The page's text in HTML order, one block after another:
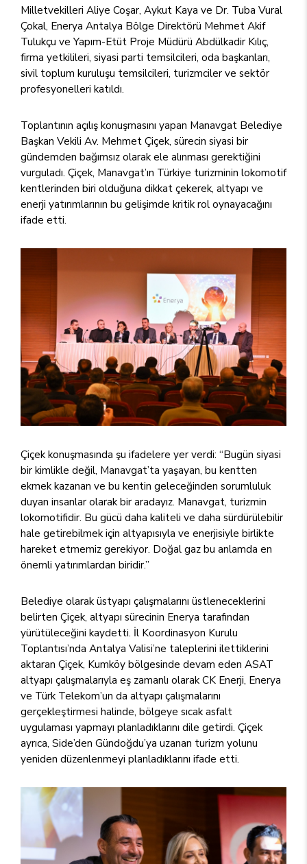
Milletvekilleri Aliye Coşar, Aykut Kaya ve Dr. Tuba Vural
Çokal, Enerya Antalya Bölge Direktörü Mehmet Akif
Tulukçu ve Yapım-Etüt Proje Müdürü Abdülkadir Kılıç,
firma yetkilileri, siyasi parti temsilcileri, oda başkanları,
sivil toplum kuruluşu temsilcileri, turizmciler ve sektör
profesyonelleri katıldı.
Toplantının açılış konuşmasını yapan Manavgat Belediye
Başkan Vekili Av. Mehmet Çiçek, sürecin siyasi bir
gündemden bağımsız olarak ele alınması gerektiğini
vurguladı. Çiçek, Manavgat’ın Türkiye turizminin lokomotif
kentlerinden biri olduğuna dikkat çekerek, altyapı ve
enerji yatırımlarının bu gelişimde kritik rol oynayacağını
ifade etti.
Çiçek konuşmasında şu ifadelere yer verdi: “Bugün siyasi
bir kimlikle değil, Manavgat’ta yaşayan, bu kentten
ekmek kazanan ve bu kentin geleceğinden sorumluluk
duyan insanlar olarak bir aradayız. Manavgat, turizmin
lokomotifidir. Bu gücü daha kaliteli ve daha sürdürülebilir
hale getirebilmek için altyapısıyla ve enerjisiyle birlikte
hareket etmemiz gerekiyor. Doğal gaz bu anlamda en
önemli yatırımlardan biridir.”
Belediye olarak üstyapı çalışmalarını üstleneceklerini
belirten Çiçek, altyapı sürecinin Enerya tarafından
yürütüleceğini kaydetti. İl Koordinasyon Kurulu
Toplantısı’nda Antalya Valisi’ne taleplerini ilettiklerini
aktaran Çiçek, Kumköy bölgesinde devam eden ASAT
altyapı çalışmalarıyla eş zamanlı olarak CK Enerji, Enerya
ve Türk Telekom’un da altyapı çalışmalarını
gerçekleştirmesi halinde, bölgeye sıcak asfalt
uygulaması yapmayı planladıklarını dile getirdi. Çiçek
ayrıca, Side’den Gündoğdu’ya uzanan turizm yolunu
yeniden düzenlenmeyi planladıklarını ifade etti.